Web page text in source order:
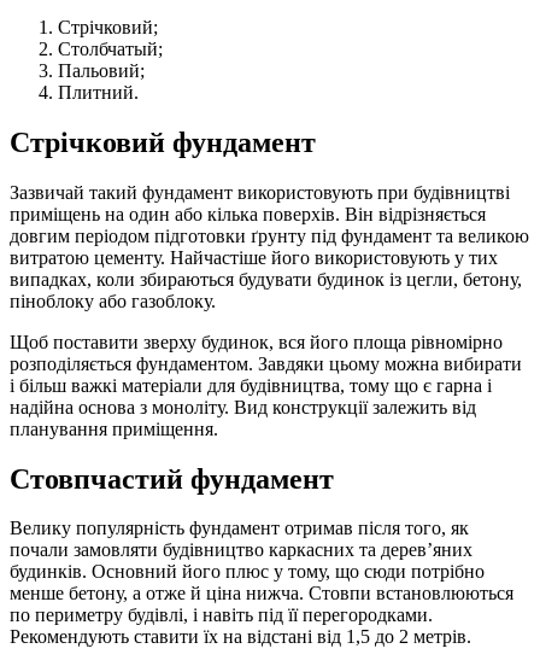
Стрічковий;
Столбчатый;
Пальовий;
Плитний.
Стрічковий фундамент
Зазвичай такий фундамент використовують при будівництві
приміщень на один або кілька поверхів. Він відрізняється
довгим періодом підготовки ґрунту під фундамент та великою
витратою цементу. Найчастіше його використовують у тих
випадках, коли збираються будувати будинок із цегли, бетону,
піноблоку або газоблоку.
Щоб поставити зверху будинок, вся його площа рівномірно
розподіляється фундаментом. Завдяки цьому можна вибирати
і більш важкі матеріали для будівництва, тому що є гарна і
надійна основа з моноліту. Вид конструкції залежить від
планування приміщення.
Стовпчастий фундамент
Велику популярність фундамент отримав після того, як
почали замовляти будівництво каркасних та дерев’яних
будинків. Основний його плюс у тому, що сюди потрібно
менше бетону, а отже й ціна нижча. Стовпи встановлюються
по периметру будівлі, і навіть під її перегородками.
Рекомендують ставити їх на відстані від 1,5 до 2 метрів.